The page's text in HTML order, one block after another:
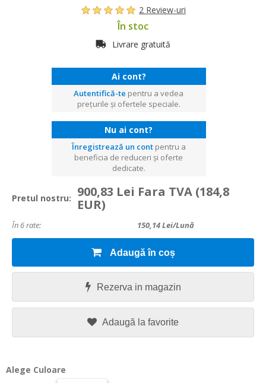
2 Review-uri
În stoc
Livrare gratuită
Ai cont?
Autentifică-te pentru a vedea
prețurile și ofertele speciale.
Nu ai cont?
Înregistrează un contpentru a
beneficia de reduceri și oferte
dedicate.
Pretul nostru: 900,83 Lei Fara TVA (184,8
EUR)
În 6 rate: 150,14Lei/lună
Adaugă în coș
Rezerva in magazin
Adaugă la favorite
Alege Culoare